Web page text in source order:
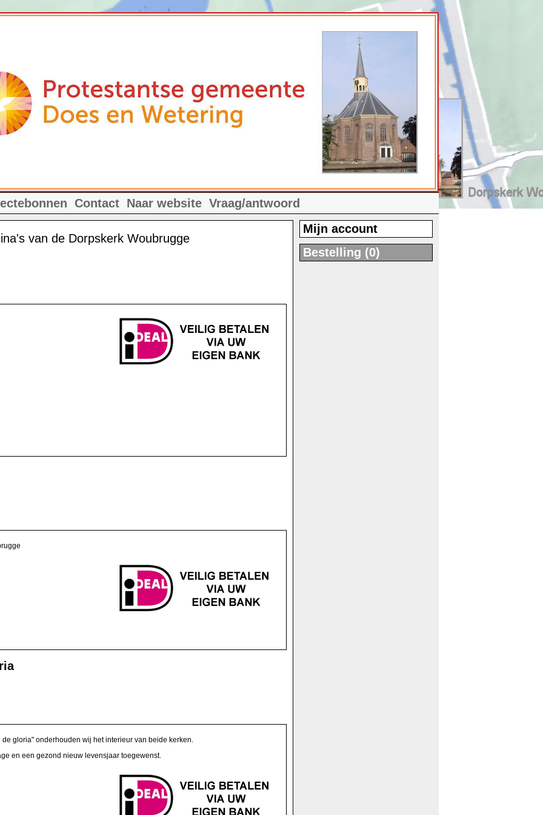
Contact Naar website Vraag/antwoord
van de Dorpskerk Woubrugge
gloria" onderhouden wij het interieur van beide kerken.
en een gezond nieuw levensjaar toegewenst.
Mijn account
Bestelling (0)